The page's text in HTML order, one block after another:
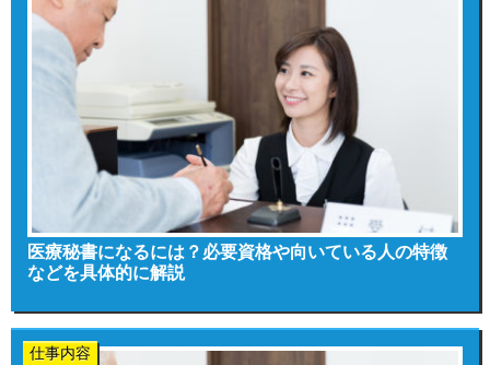
医療秘書になるには？必要資格や向いている人の特徴
などを具体的に解説
仕事内容